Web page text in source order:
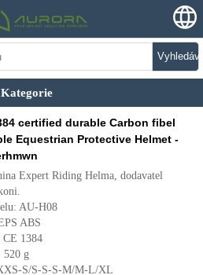
Kategorie
certified durable Carbon fibel
Equestrian Protective Helmet -
Expert Riding Helma, dodavatel
AU-H08
ABS
1384
520 g
S/S-S-S-M/M-L/XL